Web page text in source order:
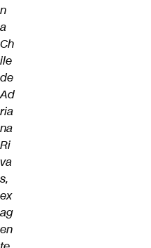
n
a
Ch
ile
de
Ad
ria
na
Ri
va
s,
ex
ag
en